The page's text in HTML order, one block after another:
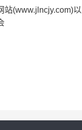
站(www.jlncjy.com)